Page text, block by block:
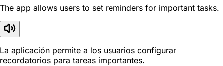
The app allows users to set reminders for important tasks.
La aplicación permite a los usuarios configurar
recordatorios para tareas importantes.